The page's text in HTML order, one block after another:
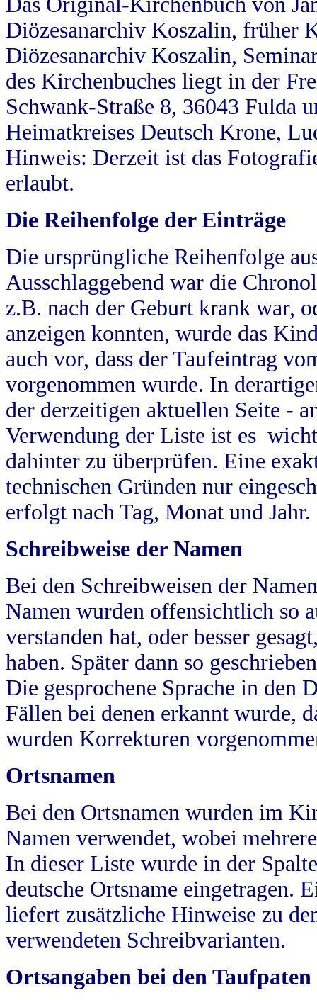
Diözesanarchiv Koszalin, früher
Diözesanarchiv Koszalin,
des Kirchenbuches liegt in der
Schwank-Straße 8, 36043 Fulda
Heimatkreises Deutsch Krone,
Hinweis: Derzeit ist das
erlaubt.
Die Reihenfolge der Einträge
Die ursprüngliche Reihenfolge
Ausschlaggebend war die
z.B. nach der Geburt krank war,
anzeigen konnten, wurde das
auch vor, dass der Taufeintrag
vorgenommen wurde. In
der derzeitigen aktuellen Seite -
Verwendung der Liste ist es
dahinter zu überprüfen. Eine
technischen Gründen nur
erfolgt nach Tag, Monat und Jahr.
Schreibweise der Namen
Bei den Schreibweisen der
Namen wurden offensichtlich so
verstanden hat, oder besser
haben. Später dann so
Die gesprochene Sprache in
Fällen bei denen erkannt wurde,
wurden Korrekturen
Ortsnamen
Bei den Ortsnamen wurden im
Namen verwendet, wobei
In dieser Liste wurde in der
deutsche Ortsname eingetragen.
liefert zusätzliche Hinweise zu
verwendeten Schreibvarianten.
Ortsangaben bei den Taufpaten